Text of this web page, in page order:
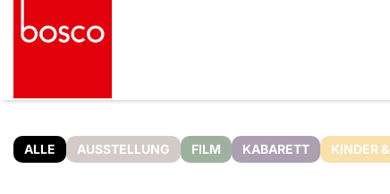
ALLE AUSSTELLUNG FILM KABARETT KINDER